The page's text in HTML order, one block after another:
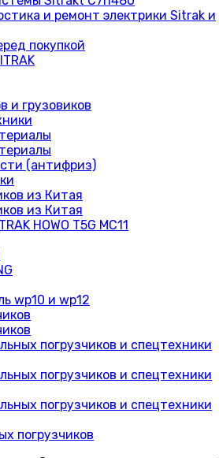
и ремонт электрики Sitrak и
покупкой
и грузовиков
(антифриз)
из Китая
из Китая
HOWO T5G MC11
wp10 и wp12
погрузчиков и спецтехники
погрузчиков и спецтехники
погрузчиков и спецтехники
погрузчиков